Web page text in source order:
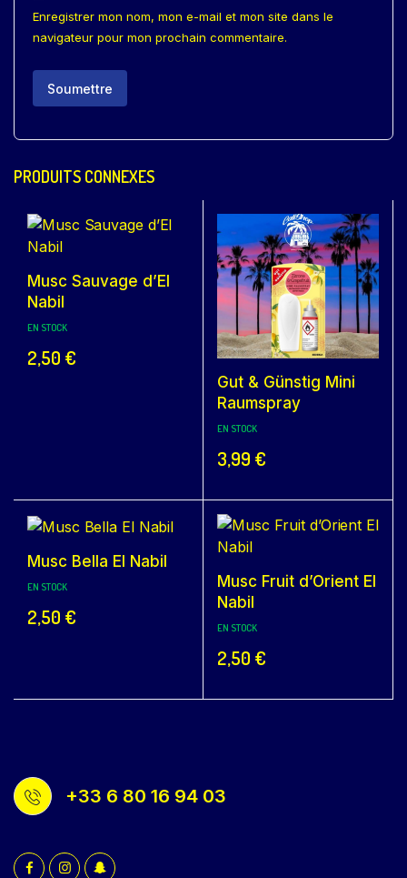
Enregistrer mon nom, mon e-mail et mon site dans le
navigateur pour mon prochain commentaire.
PRODUITS CONNEXES
Musc Sauvage d’El
Nabil
EN STOCK
2,50 €
Gut & Günstig Mini
Raumspray
EN STOCK
3,99 €
Musc Bella El Nabil
EN STOCK
2,50 €
Musc Fruit d’Orient El
Nabil
EN STOCK
2,50 €
+33 6 80 16 94 03